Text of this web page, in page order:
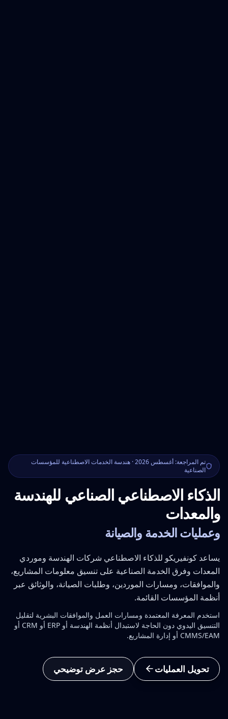
تم المراجعة: أغسطس 2026 · هندسة الخدمات الاصطناعية للمؤسسات
الصناعية
الذكاء الاصطناعي الصناعي للهندسة
والمعدات
وعمليات الخدمة والصيانة
يساعد كونفيريكو للذكاء الاصطناعي شركات الهندسة وموردي
المعدات وفرق الخدمة الصناعية على تنسيق معلومات المشاريع،
والموافقات، ومسارات الموردين، وطلبات الصيانة، والوثائق عبر
أنظمة المؤسسات القائمة.
استخدم المعرفة المعتمدة ومسارات العمل والموافقات البشرية لتقليل
التنسيق اليدوي دون الحاجة لاستبدال أنظمة الهندسة أو ERP أو CRM أو
CMMS/EAM أو إدارة المشاريع.
تحويل العمليات حجز عرض توضيحي